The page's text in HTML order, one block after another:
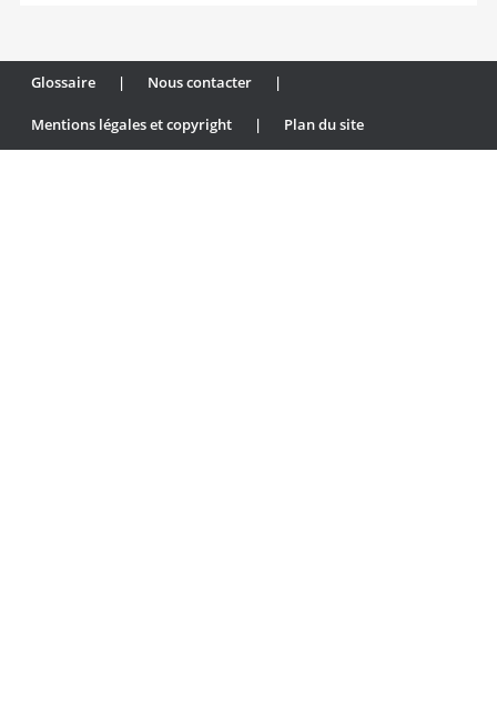
Glossaire | Nous contacter |
Mentions légales et copyright | Plan du site